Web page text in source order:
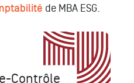
de MBA ESG.
Audit et